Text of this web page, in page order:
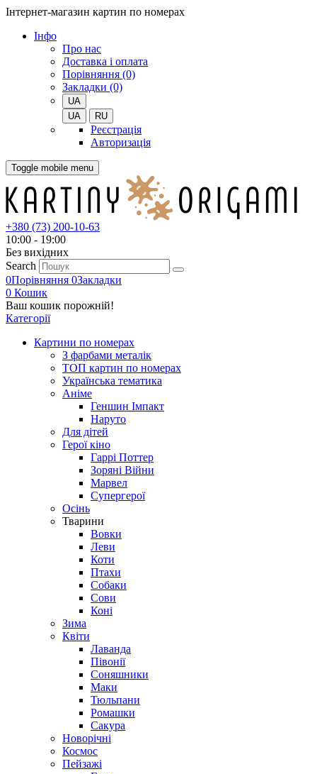
Інтернет-магазин картин по номерах
Iнфо
Про нас
Доставка і оплата
Порівняння (0)
Закладки (0)
UA
UA
RU
Реєстрація
Авторизація
Toggle mobile menu
+380 (73) 200-10-63
10:00 - 19:00
Без вихiдних
Search
0Порівняння 0Закладки
0 Кошик
Ваш кошик порожній!
Категорії
Картини по номерах
З фарбами металік
ТОП картин по номерах
Українська тематика
Аніме
Геншин Імпакт
Наруто
Для дітей
Герої кіно
Гаррі Поттер
Зоряні Війни
Марвел
Супергерої
Осінь
Тварини
Вовки
Леви
Коти
Птахи
Собаки
Сови
Коні
Зима
Квіти
Лаванда
Півонії
Соняшники
Маки
Тюльпани
Ромашки
Сакура
Новорічні
Космос
Пейзажі